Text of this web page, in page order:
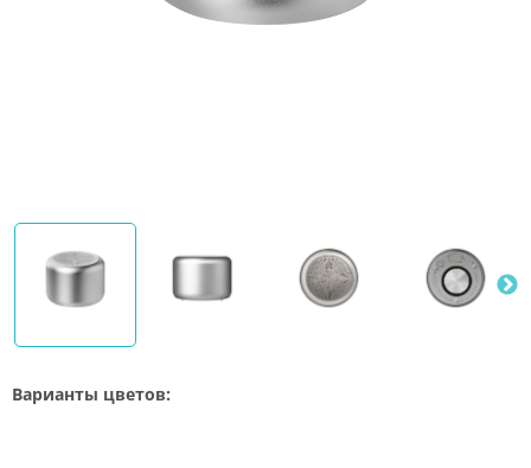
Варианты цветов: